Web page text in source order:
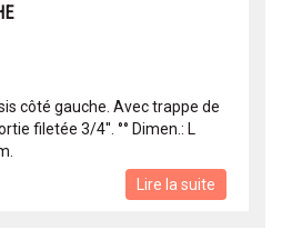
côté gauche. Avec trappe de
filetée 3/4''. °° Dimen.: L
Lire la suite